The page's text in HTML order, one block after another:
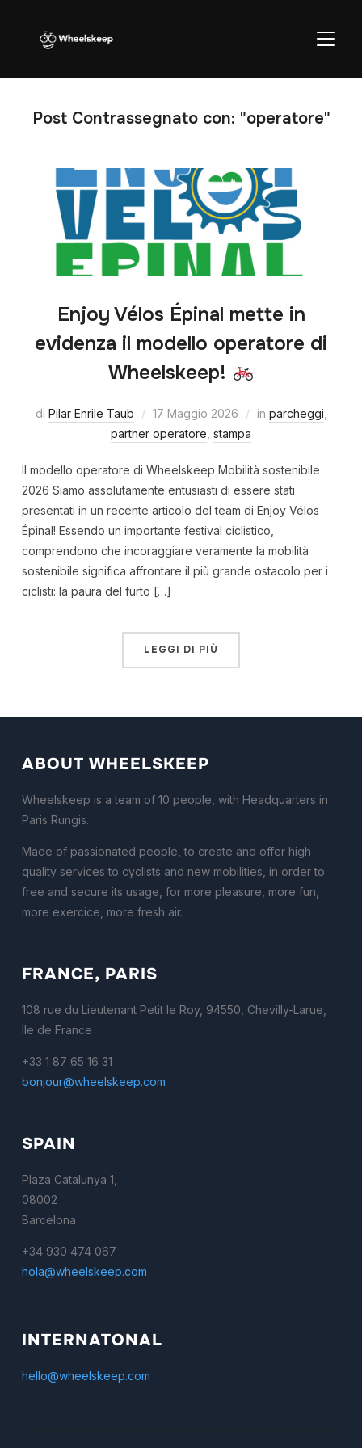
APRI/
Post Contrassegnato con: "operatore"
Enjoy Vélos Épinal mette in
evidenza il modello operatore di
Wheelskeep!
di Pilar Enrile Taub 17 Maggio 2026 in parcheggi
partner operatore stampa
Il modello operatore di Wheelskeep Mobilità sostenibile
2026 Siamo assolutamente entusiasti di essere stati
presentati in un recente articolo del team di Enjoy Vélos
Épinal! Essendo un importante festival ciclistico,
comprendono che incoraggiare veramente la mobilità
sostenibile significa affrontare il più grande ostacolo per i
ciclisti: la paura del furto […]
LEGGI DI PIÙ
ABOUT WHEELSKEEP
Wheelskeep is a team of 10 people, with Headquarters in
Paris Rungis.
Made of passionated people, to create and offer high
quality services to cyclists and new mobilities, in order to
free and secure its usage, for more pleasure, more fun,
more exercice, more fresh air.
FRANCE, PARIS
108 rue du Lieutenant Petit le Roy, 94550, Chevilly-Larue,
Ile de France
+33 1 87 65 16 31
bonjour@wheelskeep.com
SPAIN
Plaza Catalunya 1,
08002
Barcelona
+34 930 474 067
hola@wheelskeep.com
INTERNATONAL
hello@wheelskeep.com